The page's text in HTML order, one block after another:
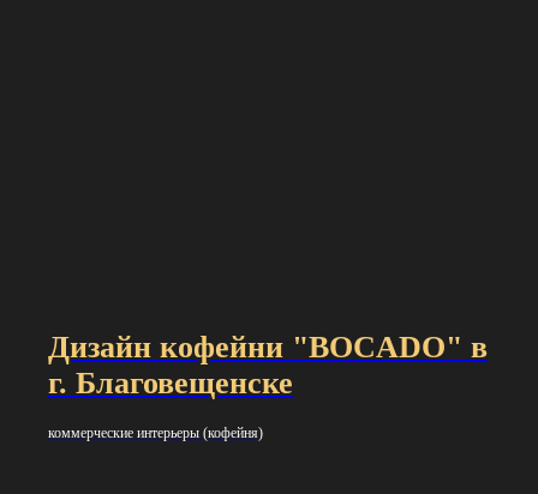
Дизайн кофейни "BOCADO" в
г. Благовещенске
коммерческие интерьеры (кофейня)